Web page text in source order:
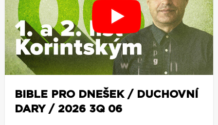
BIBLE PRO DNEŠEK / DUCHOVNÍ
DARY / 2026 3Q 06